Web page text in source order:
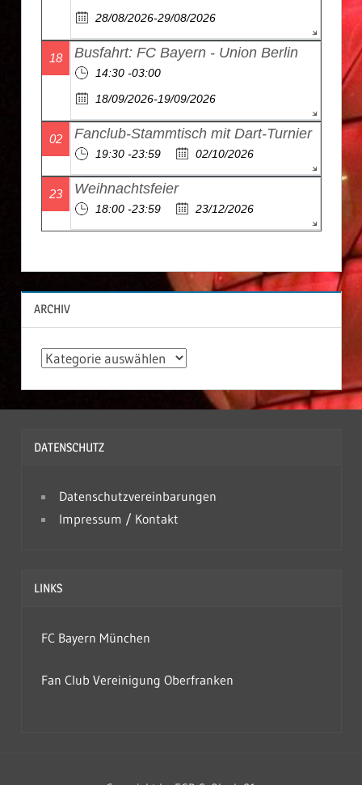
28/08/2026-29/08/2026
18 Busfahrt: FC Bayern - Union Berlin
14:30 -03:00
18/09/2026-19/09/2026
02 Fanclub-Stammtisch mit Dart-Turnier
19:30 -23:59 02/10/2026
23 Weihnachtsfeier
18:00 -23:59 23/12/2026
ARCHIV
A
i
DATENSCHUTZ
Datenschutzvereinbarungen
Impressum / Kontakt
LINKS
FC Bayern München
Fan Club Vereinigung Oberfranken